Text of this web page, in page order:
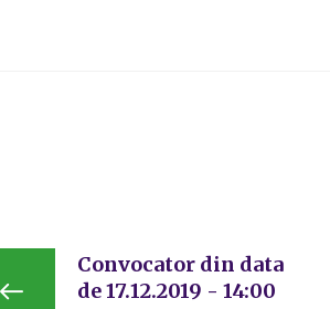
Convocator din data
de 17.12.2019 - 14:00